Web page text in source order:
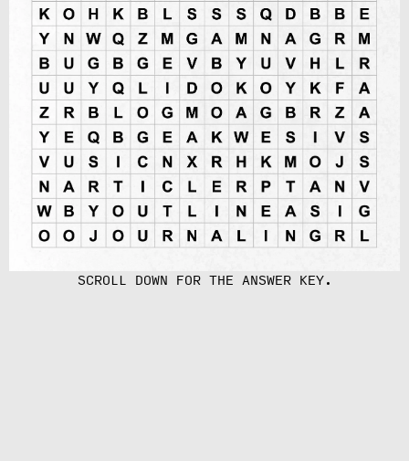
SCROLL DOWN FOR THE ANSWER KEY.